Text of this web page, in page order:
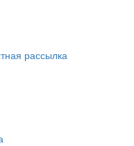
рассылка